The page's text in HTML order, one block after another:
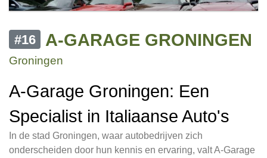
#16 A-GARAGE GRONINGEN
Groningen
A-Garage Groningen: Een
Specialist in Italiaanse Auto's
In de stad Groningen, waar autobedrijven zich
onderscheiden door hun kennis en ervaring, valt A-Garage